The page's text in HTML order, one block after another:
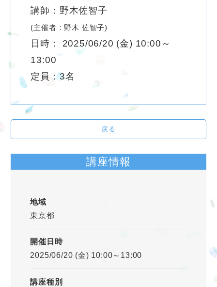
講師：野木佐智子
(主催者：野木 佐智子)
日時： 2025/06/20 (金) 10:00～
13:00
定員：3名
戻る
講座情報
地域
東京都
開催日時
2025/06/20 (金) 10:00～13:00
講座種別